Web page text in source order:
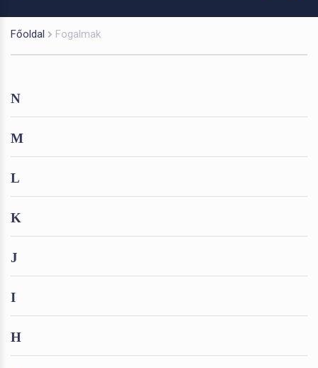
Főoldal Fogalmak
N
M
L
K
J
I
H